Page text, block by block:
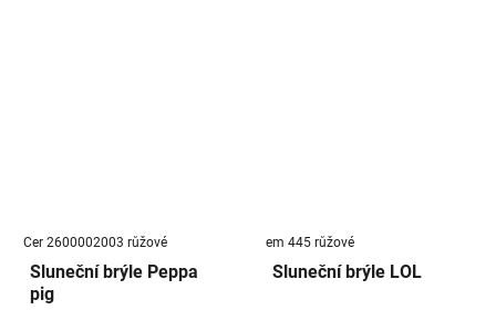
Cer 2600002003 růžové
Sluneční brýle Peppa
pig
em 445 růžové
Sluneční brýle LOL